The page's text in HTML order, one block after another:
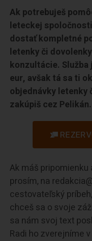
Ak potrebuješ
leteckej
dostať kompletné
letenky či
konzultácie. Služba
eur, avšak tá sa ti
objednávky letenky
zakúpiš cez Pelikán.
Ak máš pripomienku
prosím, na
cestovateľský
chceš sa o svoje
sa nám svoj text
Radi ho zverejníme